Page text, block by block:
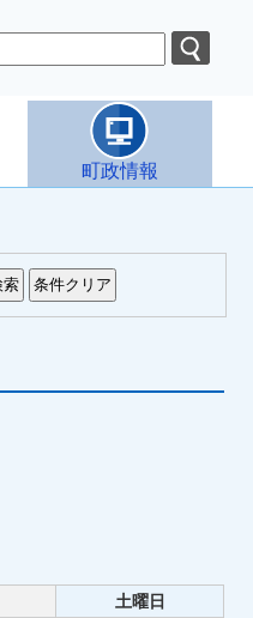
町政情報
土曜日